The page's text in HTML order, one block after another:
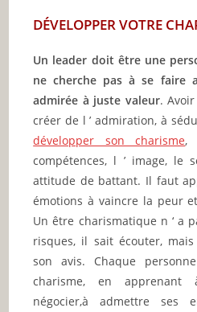
DÉVELOPPER VOTRE
Un leader doit être une
ne cherche pas à se faire
admirée à juste valeur.
créer de l ’ admiration, à
développer son charisme,
compétences, l ’ image, le
attitude de battant. Il faut
émotions à vaincre la peur
Un être charismatique n ‘ a
risques, il sait écouter,
son avis. Chaque
charisme, en
négocier,à admettre ses